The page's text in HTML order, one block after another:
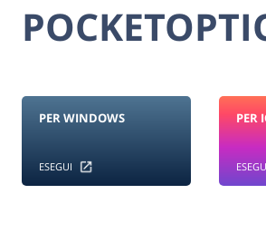
PER WINDOWS
ESEGUI
PER